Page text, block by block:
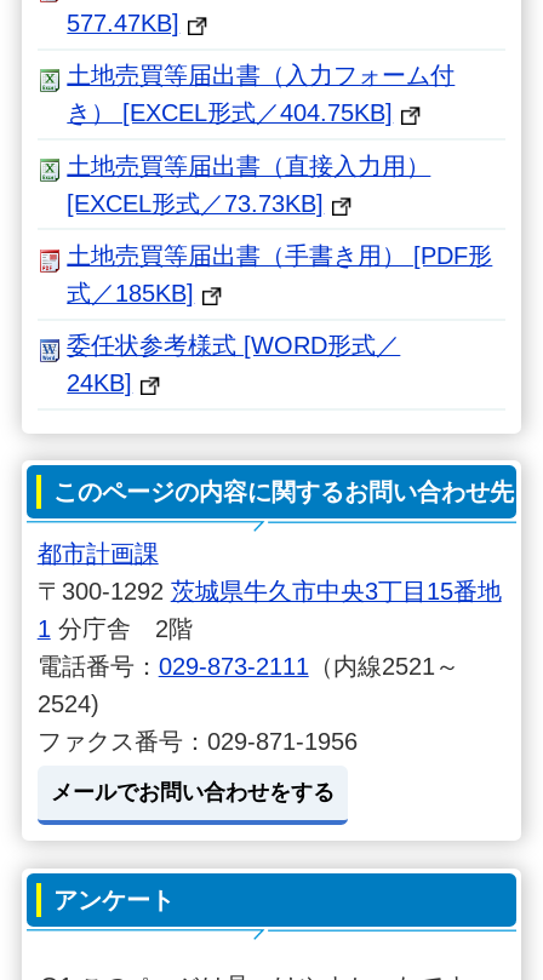
577.47KB]
土地売買等届出書（入力フォーム付
き） [EXCEL形式／404.75KB]
土地売買等届出書（直接入力用）
[EXCEL形式／73.73KB]
土地売買等届出書（手書き用） [PDF形
式／185KB]
委任状参考様式 [WORD形式／
24KB]
このページの内容に関するお問い合わせ先
都市計画課
〒300-1292 茨城県牛久市中央3丁目15番地
1 分庁舎 2階
電話番号： 029-873-2111 （内線2521～
2524)
ファクス番号：029-871-1956
メールでお問い合わせをする
アンケート